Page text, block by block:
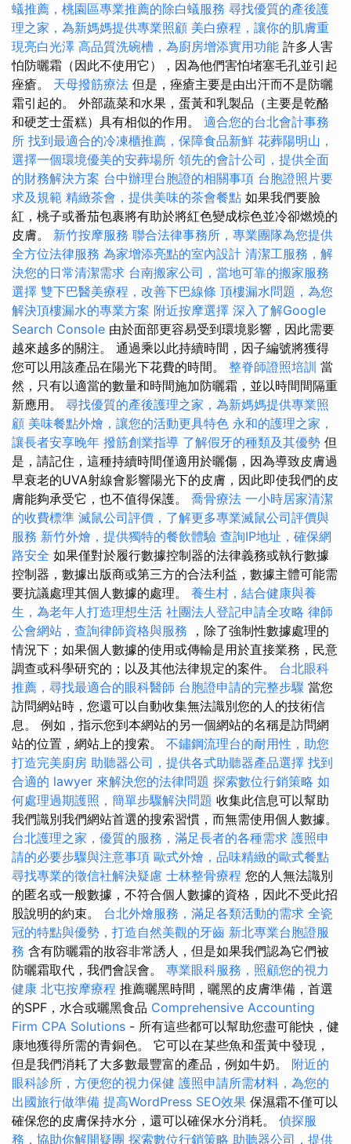
蟻推薦，桃園區專業推薦的除白蟻服務 尋找優質的產後護
理之家，為新媽媽提供專業照顧 美白療程，讓你的肌膚重
現亮白光澤 高品質洗碗槽，為廚房增添實用功能 許多人害
怕防曬霜（因此不使用它），因為他們害怕堵塞毛孔並引起
痤瘡。 天母撥筋療法 但是，痤瘡主要是由出汗而不是防曬
霜引起的。 外部蔬菜和水果，蛋黃和乳製品（主要是乾酪
和硬芝士蛋糕）具有相似的作用。 適合您的台北會計事務
所 找到最適合的冷凍櫃推薦，保障食品新鮮 花葬陽明山，
選擇一個環境優美的安葬場所 領先的會計公司，提供全面
的財務解決方案 台中辦理台胞證的相關事項 台胞證照片要
求及規範 精緻茶會，提供美味的茶會餐點 如果我們要臉
紅，桃子或番茄包裹將有助於將紅色變成棕色並冷卻燃燒的
皮膚。 新竹按摩服務 聯合法律事務所，專業團隊為您提供
全方位法律服務 為家增添亮點的室內設計 清潔工服務，解
決您的日常清潔需求 台南搬家公司，當地可靠的搬家服務
選擇 雙下巴醫美療程，改善下巴線條 頂樓漏水問題，為您
解決頂樓漏水的專業方案 附近按摩選擇 深入了解Google
Search Console 由於面部更容易受到環境影響，因此需要
越來越多的關注。 通過乘以此持續時間，因子編號將獲得
您可以用該產品在陽光下花費的時間。 整脊師證照培訓 當
然，只有以適當的數量和時間施加防曬霜，並以時間間隔重
新應用。 尋找優質的產後護理之家，為新媽媽提供專業照
顧 美味餐點外燴，讓您的活動更具特色 永和的護理之家，
讓長者安享晚年 撥筋創業指導 了解假牙的種類及其優勢 但
是，請記住，這種持續時間僅適用於曬傷，因為導致皮膚過
早衰老的UVA射線會影響陽光下的皮膚，因此即使我們的皮
膚能夠承受它，也不值得保護。 喬骨療法 一小時居家清潔
的收費標準 滅鼠公司評價，了解更多專業滅鼠公司評價與
服務 新竹外燴，提供獨特的餐飲體驗 查詢IP地址，確保網
路安全 如果僅對於履行數據控制器的法律義務或執行數據
控制器，數據出版商或第三方的合法利益，數據主體可能需
要抗議處理其個人數據的處理。 養生村，結合健康與養
生，為老年人打造理想生活 社團法人登記申請全攻略 律師
公會網站，查詢律師資格與服務 ，除了強制性數據處理的
情況下；如果個人數據的使用或傳輸是用於直接業務，民意
調查或科學研究的；以及其他法律規定的案件。 台北眼科
推薦，尋找最適合的眼科醫師 台胞證申請的完整步驟 當您
訪問網站時，您還可以自動收集無法識別您的人的技術信
息。 例如，指示您到本網站的另一個網站的名稱是訪問網
站的位置，網站上的搜索。 不鏽鋼流理台的耐用性，助您
打造完美廚房 助聽器公司，提供各式助聽器產品選擇 找到
合適的 lawyer 來解決您的法律問題 探索數位行銷策略 如
何處理過期護照，簡單步驟解決問題 收集此信息可以幫助
我們識別我們網站首選的搜索習慣，而無需使用個人數據。
台北護理之家，優質的服務，滿足長者的各種需求 護照申
請的必要步驟與注意事項 歐式外燴，品味精緻的歐式餐點
尋找專業的徵信社解決疑慮 士林整骨療程 您的人無法識別
的匿名或一般數據，不符合個人數據的資格，因此不受此招
股說明的約束。 台北外燴服務，滿足各類活動的需求 全瓷
冠的特點與優勢，打造自然美觀的牙齒 新北專業台胞證服
務 含有防曬霜的妝容非常誘人，但是如果我們認為它們被
防曬霜取代，我們會誤會。 專業眼科服務，照顧您的視力
健康 北屯按摩療程 推薦曬黑時間，曬黑的皮膚準備，首選
的SPF，水合或曬黑食品 Comprehensive Accounting
Firm CPA Solutions - 所有這些都可以幫助您盡可能快，健
康地獲得所需的青銅色。 它可以在某些魚和蛋黃中發現，
但是我們消耗了大多數最豐富的產品，例如牛奶。 附近的
眼科診所，方便您的視力保健 護照申請所需材料，為您的
出國旅行做準備 提高WordPress SEO效果 保濕霜不僅可以
確保您的皮膚保持水分，還可以確保水分消耗。 偵探服
務，協助你解開疑團 探索數位行銷策略 助聽器公司，提供